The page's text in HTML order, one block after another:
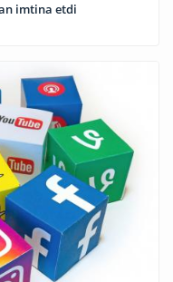
imtina etdi